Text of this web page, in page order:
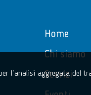
Home
Chi siamo
Servizi
l'analisi aggregata del